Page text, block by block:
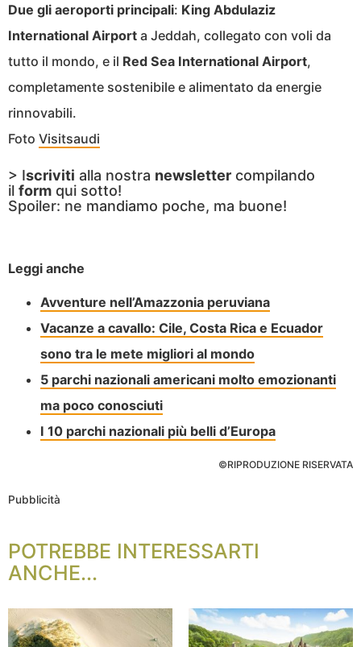
Due gli aeroporti principali: King Abdulaziz
International Airport a Jeddah, collegato con voli da
tutto il mondo, e il Red Sea International Airport,
completamente sostenibile e alimentato da energie
rinnovabili.
Foto Visitsaudi
> Iscriviti alla nostra newsletter compilando
il form qui sotto!
Spoiler: ne mandiamo poche, ma buone!
Leggi anche
Avventure nell’Amazzonia peruviana
Vacanze a cavallo: Cile, Costa Rica e Ecuador
sono tra le mete migliori al mondo
5 parchi nazionali americani molto emozionanti
ma poco conosciuti
I 10 parchi nazionali più belli d’Europa
©RIPRODUZIONE RISERVATA
Pubblicità
POTREBBE INTERESSARTI
ANCHE...